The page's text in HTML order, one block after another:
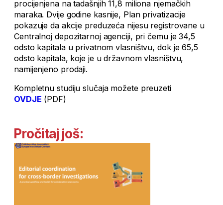
procijenjena na tadašnjih 11,8 miliona njemačkih
maraka. Dvije godine kasnije, Plan privatizacije
pokazuje da akcije preduzeća nijesu registrovane u
Centralnoj depozitarnoj agenciji, pri čemu je 34,5
odsto kapitala u privatnom vlasništvu, dok je 65,5
odsto kapitala, koje je u državnom vlasništvu,
namijenjeno prodaji.
Kompletnu studiju slučaja možete preuzeti
OVDJE (PDF)
Pročitaj još: